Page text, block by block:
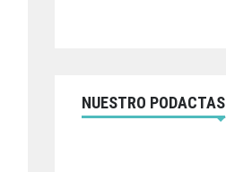
NUESTRO PODACTAS